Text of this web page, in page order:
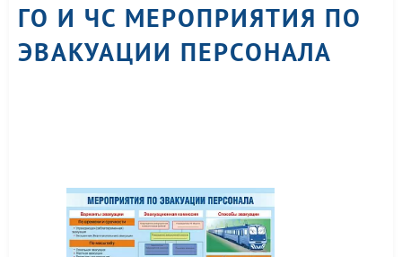
ГО И ЧС МЕРОПРИЯТИЯ ПО
ЭВАКУАЦИИ ПЕРСОНАЛА